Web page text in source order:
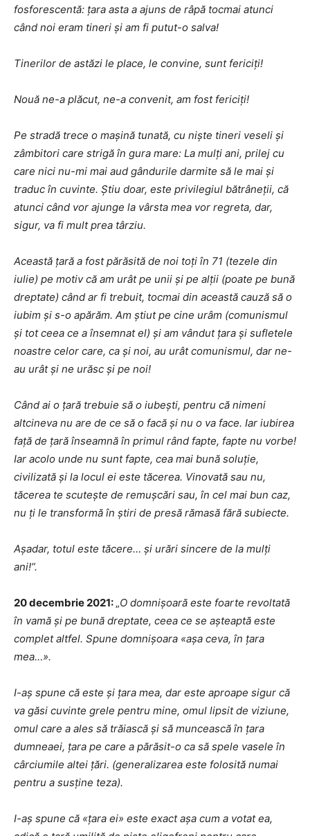
fosforescentă: țara asta a ajuns de râpă tocmai atunci
când noi eram tineri și am fi putut-o salva!
Tinerilor de astăzi le place, le convine, sunt fericiți!
Nouă ne-a plăcut, ne-a convenit, am fost fericiți!
Pe stradă trece o mașină tunată, cu niște tineri veseli și
zâmbitori care strigă în gura mare: La mulți ani, prilej cu
care nici nu-mi mai aud gândurile darmite să le mai și
traduc în cuvinte. Știu doar, este privilegiul bătrâneții, că
atunci când vor ajunge la vârsta mea vor regreta, dar,
sigur, va fi mult prea târziu.
Această țară a fost părăsită de noi toți în 71 (tezele din
iulie) pe motiv că am urât pe unii și pe alții (poate pe bună
dreptate) când ar fi trebuit, tocmai din această cauză să o
iubim și s-o apărăm. Am știut pe cine urâm (comunismul
și tot ceea ce a însemnat el) și am vândut țara și sufletele
noastre celor care, ca și noi, au urât comunismul, dar ne-
au urât și ne urăsc și pe noi!
Când ai o țară trebuie să o iubești, pentru că nimeni
altcineva nu are de ce să o facă și nu o va face. Iar iubirea
față de țară înseamnă în primul rând fapte, fapte nu vorbe!
Iar acolo unde nu sunt fapte, cea mai bună soluție,
civilizată și la locul ei este tăcerea. Vinovată sau nu,
tăcerea te scutește de remușcări sau, în cel mai bun caz,
nu ți le transformă în știri de presă rămasă fără subiecte.
Așadar, totul este tăcere… și urări sincere de la mulți
ani!”.
20 decembrie 2021: „O domnișoară este foarte revoltată
în vamă și pe bună dreptate, ceea ce se așteaptă este
complet altfel. Spune domnișoara «așa ceva, în țara
mea…».
I-aș spune că este și țara mea, dar este aproape sigur că
va găsi cuvinte grele pentru mine, omul lipsit de viziune,
omul care a ales să trăiască și să muncească în țara
dumneaei, țara pe care a părăsit-o ca să spele vasele în
cârciumile altei țări. (generalizarea este folosită numai
pentru a susține teza).
I-aș spune că «țara ei» este exact așa cum a votat ea,